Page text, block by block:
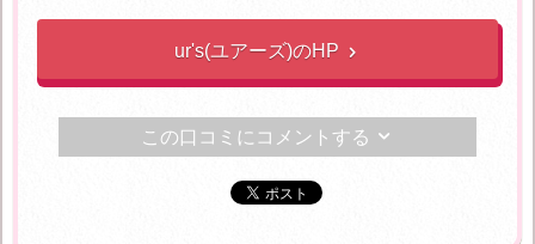
ur's(ユアーズ)のHP 
この口コミにコメントする 